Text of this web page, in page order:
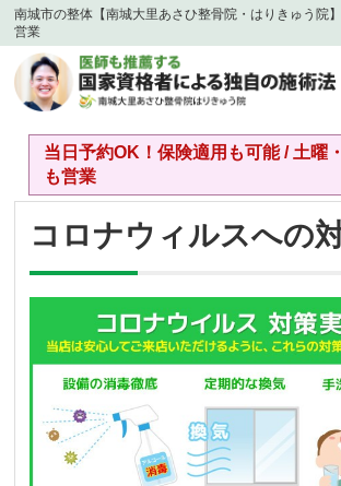
南城市の整体【南城大里あさひ整骨院・はりきゅう院
営業
当日予約OK！保険適用も可能 / 土曜
も営業
コロナウィルスへの